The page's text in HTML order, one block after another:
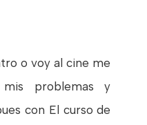
o voy al cine me
problemas y
con El curso de